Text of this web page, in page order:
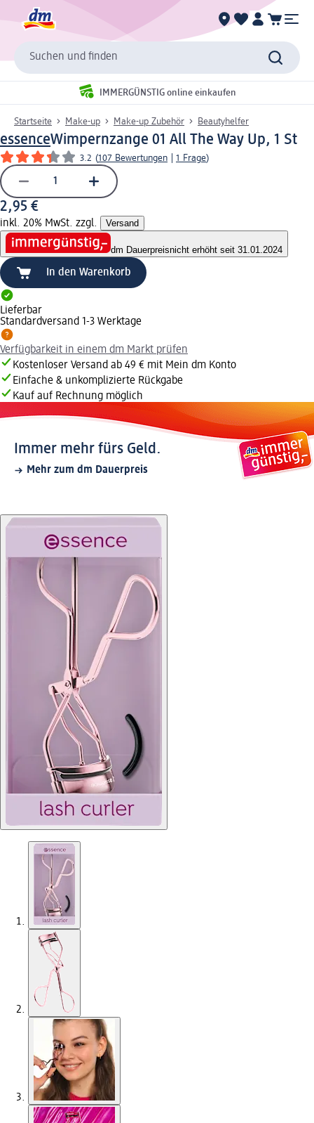
Suchen und finden
IMMERGÜNSTIG online einkaufen
Startseite Make-up Make-up Zubehör Beautyhelfer
essenceWimpernzange 01 All The Way Up, 1 St
3.2 (107 Bewertungen 1 Frage)
2,95 €
inkl. 20% MwSt. zzgl. Versand
dm Dauerpreisnicht erhöht seit 31.01.2024
In den Warenkorb
Lieferbar
Standardversand 1-3 Werktage
Verfügbarkeit in einem dm Markt prüfen
Kostenloser Versand ab 49 € mit Mein dm Konto
Einfache & unkomplizierte Rückgabe
Kauf auf Rechnung möglich
Immer mehr fürs Geld.
Mehr zum dm Dauerpreis